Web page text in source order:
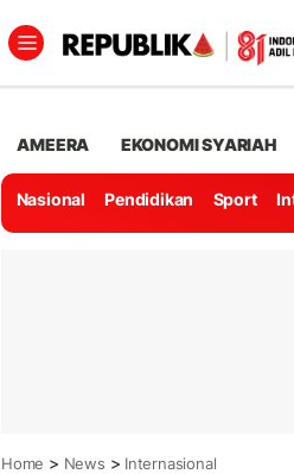
AMEERA EKONOMI SYARIAH
Nasional Pendidikan Sport
Home > News > Internasional